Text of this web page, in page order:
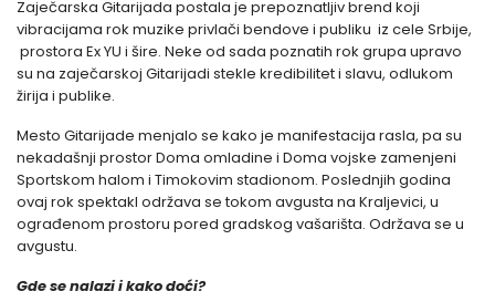
Zaječarska Gitarijada postala je prepoznatljiv brend koji
vibracijama rok muzike privlači bendove i publiku iz cele Srbije,
prostora Ex YU i šire. Neke od sada poznatih rok grupa upravo
su na zaječarskoj Gitarijadi stekle kredibilitet i slavu, odlukom
žirija i publike.
Mesto Gitarijade menjalo se kako je manifestacija rasla, pa su
nekadašnji prostor Doma omladine i Doma vojske zamenjeni
Sportskom halom i Timokovim stadionom. Poslednjih godina
ovaj rok spektakl održava se tokom avgusta na Kraljevici, u
ograđenom prostoru pored gradskog vašarišta. Održava se u
avgustu.
Gde se nalazi i kako doći?